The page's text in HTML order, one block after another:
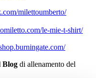
milettoumberto/
le-mie-t-shirt/
Blog di allenamento del